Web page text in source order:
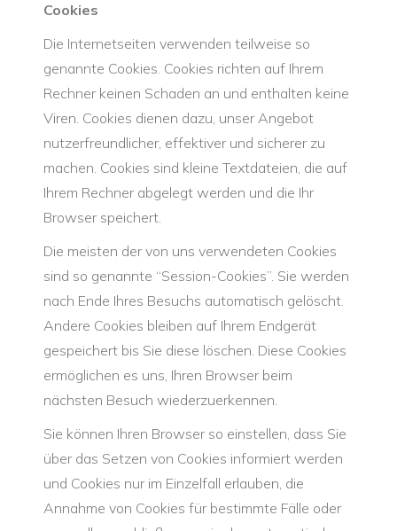
Cookies
Die Internetseiten verwenden teilweise so
genannte Cookies. Cookies richten auf Ihrem
Rechner keinen Schaden an und enthalten keine
Viren. Cookies dienen dazu, unser Angebot
nutzerfreundlicher, effektiver und sicherer zu
machen. Cookies sind kleine Textdateien, die auf
Ihrem Rechner abgelegt werden und die Ihr
Browser speichert.
Die meisten der von uns verwendeten Cookies
sind so genannte “Session-Cookies”. Sie werden
nach Ende Ihres Besuchs automatisch gelöscht.
Andere Cookies bleiben auf Ihrem Endgerät
gespeichert bis Sie diese löschen. Diese Cookies
ermöglichen es uns, Ihren Browser beim
nächsten Besuch wiederzuerkennen.
Sie können Ihren Browser so einstellen, dass Sie
über das Setzen von Cookies informiert werden
und Cookies nur im Einzelfall erlauben, die
Annahme von Cookies für bestimmte Fälle oder